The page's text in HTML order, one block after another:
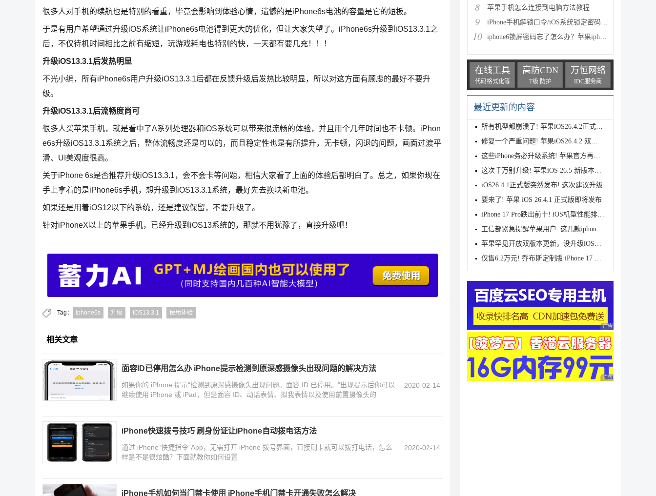
很多人对手机的续航也是特别的看重，毕竟会影响到体验心情，遗憾的是iPhone6s电池的容量是它的短板。
于是有用户希望通过升级iOS系统让iPhone6s电池得到更大的优化，但让大家失望了。iPhone6s升级到iOS13.3.1之
后，不仅待机时间相比之前有缩短，玩游戏耗电也特别的快，一天都有要几充！！！
升级iOS13.3.1后发热明显
不光小编，所有iPhone6s用户升级iOS13.3.1后都在反馈升级后发热比较明显，所以对这方面有顾虑的最好不要升
级。
升级iOS13.3.1后流畅度尚可
很多人买苹果手机，就是看中了A系列处理器和iOS系统可以带来很流畅的体验，并且用个几年时间也不卡顿。iPhon
e6s升级iOS13.3.1系统之后，整体流畅度还是可以的，而且稳定性也是有所提升，无卡顿，闪退的问题，画面过渡平
滑、UI美观度很高。
关于iPhone 6s是否推荐升级iOS13.3.1，会不会卡等问题，相信大家看了上面的体验后都明白了。总之，如果你现在
手上拿着的是iPhone6s手机，想升级到iOS13.3.1系统，最好先去换块新电池。
如果还是用着iOS12以下的系统，还是建议保留，不要升级了。
针对iPhoneX以上的苹果手机，已经升级到iOS13系统的，那就不用犹豫了，直接升级吧！
Tag： iphone6s 升级 iOS13.3.1 使用体验
相关文章
面容ID已停用怎么办 iPhone提示检测到原深感摄像头出现问题的解决方法
如果你的 iPhone 提示“检测到原深感摄像头出现问题。面容 ID 已停用。”出现提示后你可以
继续使用 iPhone 或 iPad，但是面容 ID、动话表情、拟我表情以及使用前置摄像头的
2020-02-14
iPhone快速拨号技巧 刷身份证让iPhone自动拨电话方法
通过 iPhone“快捷指令”App，无需打开 iPhone 拨号界面，直接刷卡就可以拨打电话，怎么
样是不是很炫酷？下面就教你如何设置
2020-02-14
iPhone手机如何当门禁卡使用 iPhone手机门禁卡开通失败怎么解决
8 苹果手机怎么连接到电脑方法教程
9 iPhone手机解锁口令/iOS系统锁定密码忘了怎么办？
10 iphone6锁屏密码忘了怎么办？苹果iphone6忘记密码解决
在线工具
代码格式化等
高防CDN
T级 防护
万恒网络
IDC服务商
最近更新的内容
所有机型都崩溃了! 苹果iOS26.4.2正式版耗电测评
修复一个严重问题! 苹果iOS26.4.2 双正式版本发布
这些iPhone务必升级系统! 苹果官方再次发布警告
这次千万别升级! 苹果iOS 26.5 新版本发布
iOS26.4.1正式版突然发布! 这次建议升级
要来了! 苹果 iOS 26.4.1 正式版即将发布
iPhone 17 Pro跌出前十! iOS机型性能排行公布
工信部紧急提醒苹果用户: 这几款iphone手机尽快升级系
苹果罕见开放双版本更新，没升级iOS26的可选择iOS18
仅售6.2万元! 乔布斯定制版 iPhone 17 Pro 来了
广告 商业广告，理性
广告 商业广告，理性